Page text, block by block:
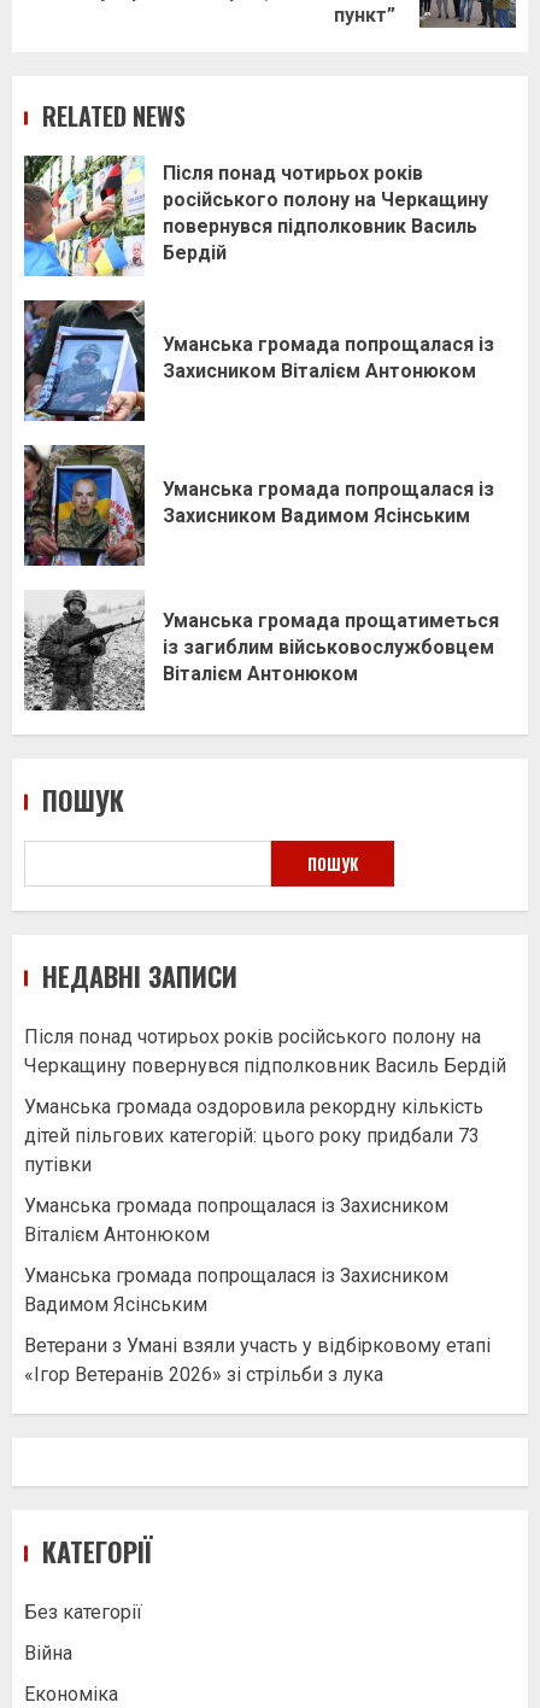
пункт”
RELATED NEWS
Після понад чотирьох років
російського полону на Черкащину
повернувся підполковник Василь
Бердій
Уманська громада попрощалася із
Захисником Віталієм Антонюком
Уманська громада попрощалася із
Захисником Вадимом Ясінським
Уманська громада прощатиметься
із загиблим військовослужбовцем
Віталієм Антонюком
ПОШУК
ПОШУК
НЕДАВНІ ЗАПИСИ
Після понад чотирьох років російського полону на
Черкащину повернувся підполковник Василь Бердій
Уманська громада оздоровила рекордну кількість
дітей пільгових категорій: цього року придбали 73
путівки
Уманська громада попрощалася із Захисником
Віталієм Антонюком
Уманська громада попрощалася із Захисником
Вадимом Ясінським
Ветерани з Умані взяли участь у відбірковому етапі
«Ігор Ветеранів 2026» зі стрільби з лука
КАТЕГОРІЇ
Без категорії
Війна
Економіка